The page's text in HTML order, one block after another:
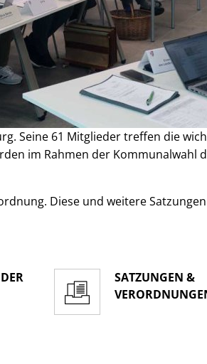
Seine 61 Mitglieder treffen die
im Rahmen der Kommunalwahl
Diese und weitere
SATZUNGEN &